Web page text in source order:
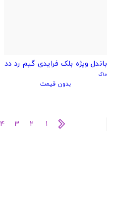
باندل ویژه بلک فرایدی گیم رد دد
ماگ
بدون قیمت
1
2
3
4